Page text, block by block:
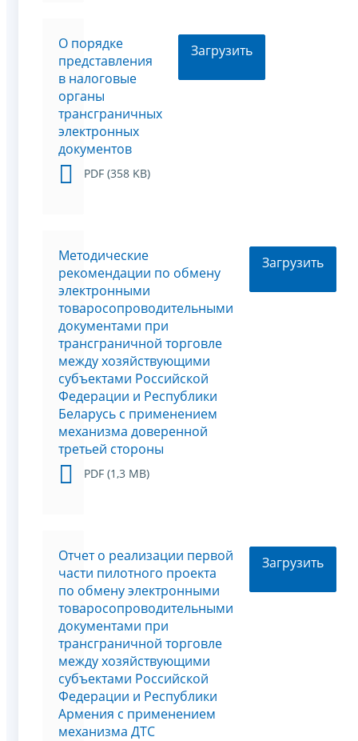
О порядке
представления
в налоговые
органы
трансграничных
электронных
документов
PDF (358 KB)
Загрузить
Методические
рекомендации по обмену
электронными
товаросопроводительными
документами при
трансграничной торговле
между хозяйствующими
субъектами Российской
Федерации и Республики
Беларусь с применением
механизма доверенной
третьей стороны
PDF (1,3 MB)
Загрузить
Отчет о реализации первой
части пилотного проекта
по обмену электронными
товаросопроводительными
документами при
трансграничной торговле
между хозяйствующими
субъектами Российской
Федерации и Республики
Армения с применением
механизма ДТС
Загрузить